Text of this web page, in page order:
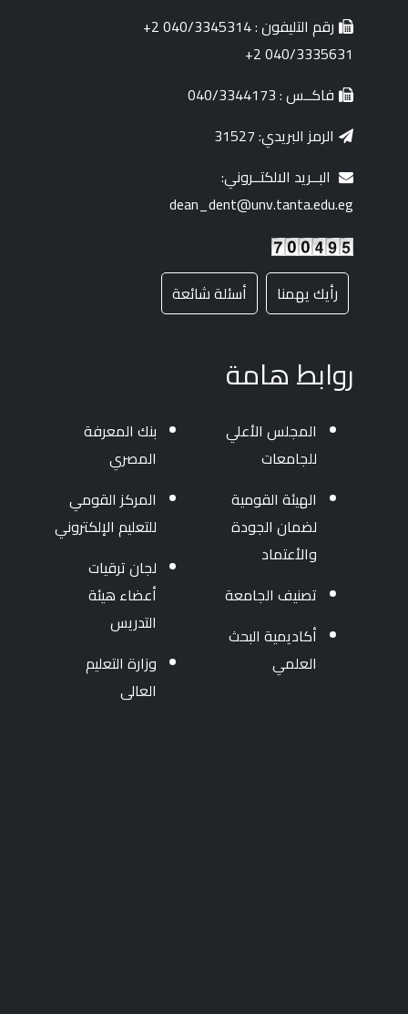
رقم التليفون : 040/3345314 2+
040/3335631 2+
فاكــس : 040/3344173
الرمز البريدي: 31527
البــريد الالكتــروني:
dean_dent@unv.tanta.edu.eg
رأيك يهمنا أسئلة شائعة
روابط هامة
المجلس الأعلي
للجامعات
الهيئة القومية
لضمان الجودة
والأعتماد
تصنيف الجامعة
أكاديمية البحث
العلمي
بنك المعرفة
المصري
المركز القومي
للتعليم الإلكتروني
لجان ترقيات
أعضاء هيئة
التدريس
وزارة التعليم
العالى